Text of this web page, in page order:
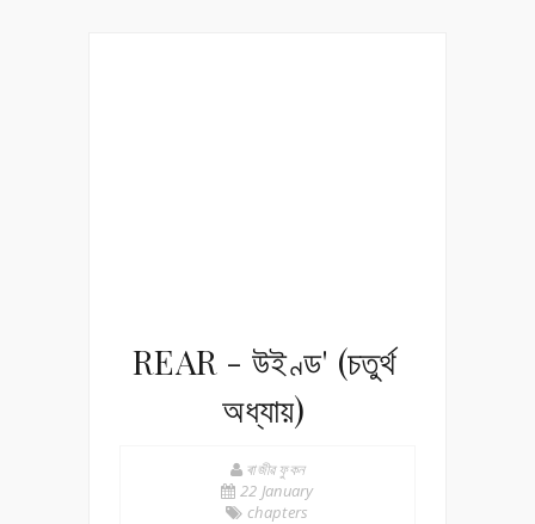
REAR - উইণ্ড' (চতুৰ্থ
অধ্যায়)
ৰাজীৱ ফুকন
22 January
chapters